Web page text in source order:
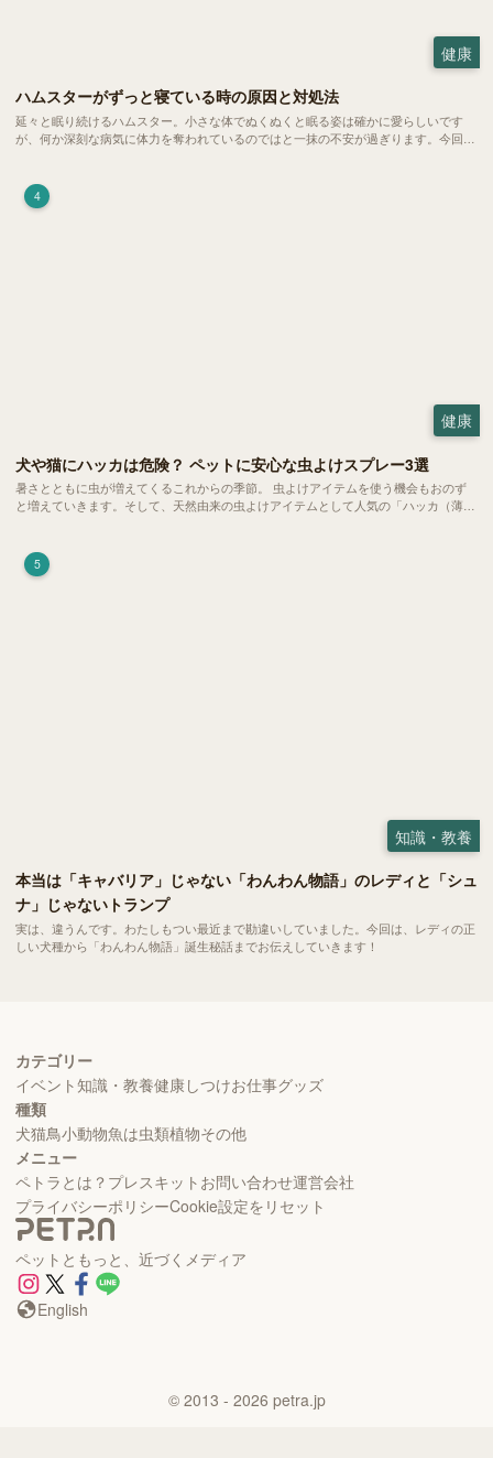
健康
ハムスターがずっと寝ている時の原因と対処法
延々と眠り続けるハムスター。小さな体でぬくぬくと眠る姿は確かに愛らしいです
が、何か深刻な病気に体力を奪われているのではと一抹の不安が過ぎります。今回
4
健康
犬や猫にハッカは危険？ ペットに安心な虫よけスプレー3選
暑さとともに虫が増えてくるこれからの季節。 虫よけアイテムを使う機会もおのず
と増えていきます。そして、天然由来の虫よけアイテムとして人気の「ハッカ（薄
5
知識・教養
本当は「キャバリア」じゃない「わんわん物語」のレディと「シュ
ナ」じゃないトランプ
実は、違うんです。わたしもつい最近まで勘違いしていました。今回は、レディの正
しい犬種から「わんわん物語」誕生秘話までお伝えしていきます！
カテゴリー
イベント知識・教養健康しつけお仕事グッズ
種類
犬猫鳥小動物魚は虫類植物その他
メニュー
ペトラとは？ プレスキット お問い合わせ運営会社
プライバシーポリシーCookie設定をリセット
ペットともっと、近づくメディア
English
© 2013 - 2026 petra.jp